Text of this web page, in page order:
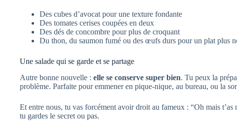
Des cubes d’avocat pour une texture fondante
Des tomates cerises coupées en deux
Des dés de concombre pour plus de croquant
Du thon, du saumon fumé ou des œufs durs pour un plat plus
Une salade qui se garde et se partage
Autre bonne nouvelle : elle se conserve super bien. Tu peux la
problème. Parfaite pour emmener en pique-nique, au bureau, ou la
Et entre nous, tu vas forcément avoir droit au fameux : “Oh mais
tu gardes le secret ou pas.